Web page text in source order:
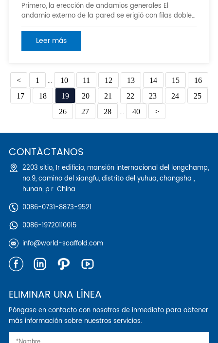
Primero, la erección de andamios generales El
andamio externo de la pared se erigió con filas dobles
de tubos de acero del andamio Φ48 y sus sujeciones
de conexión a juego. Dependiendo de las diferentes
partes, se erigió desde el suelo y la parte superior del
Leer más
< 1 ... 10 11 12 13 14 15
16
17
18 19 20 21 22 23 24
25
26
27 28 ... 40 >
CONTÁCTANOS
2203 sitio, 1r edificio, mansión internacional del longchamp,
no.9, camino del xiangfu, distrito del yuhua, changsha ,
hunan, p.r. China
0086-0731-8873-9521
0086-19720110015
info@world-scaffold.com
ELIMINAR UNA LÍNEA
Póngase en contacto con nosotros de inmediato para obtener
más información sobre nuestros servicios.